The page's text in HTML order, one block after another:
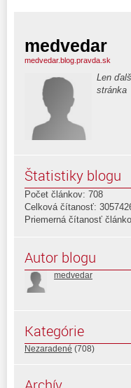
medvedar
medvedar.blog.pravda.sk
Len
stránka
Štatistiky blogu
Počet článkov: 708
Celková čítanosť:
Priemerná čítanosť
Autor blogu
medvedar
Kategórie
Nezaradené (708)